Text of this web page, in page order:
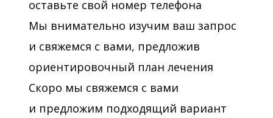
оставьте свой номер телефона
Мы внимательно изучим ваш запрос
и свяжемся с вами, предложив
ориентировочный план лечения
Скоро мы свяжемся с вами
и предложим подходящий вариант